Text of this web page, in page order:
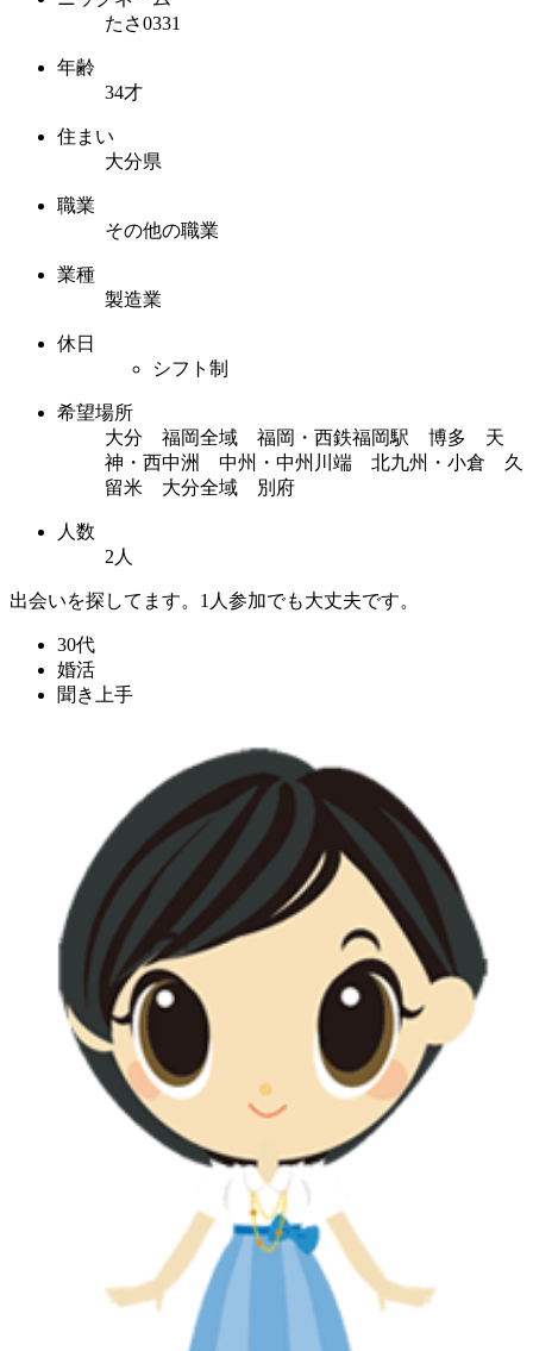
たさ0331
年齢
34才
住まい
大分県
職業
その他の職業
業種
製造業
休日
シフト制
希望場所
大分 福岡全域 福岡・西鉄福岡駅 博多 天
神・西中洲 中州・中州川端 北九州・小倉 久
留米 大分全域 別府
人数
2人
出会いを探してます。1人参加でも大丈夫です。
30代
婚活
聞き上手